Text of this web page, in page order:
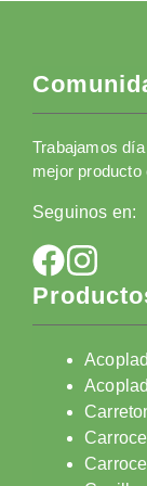
Trabajamos
mejor
Seguinos en: